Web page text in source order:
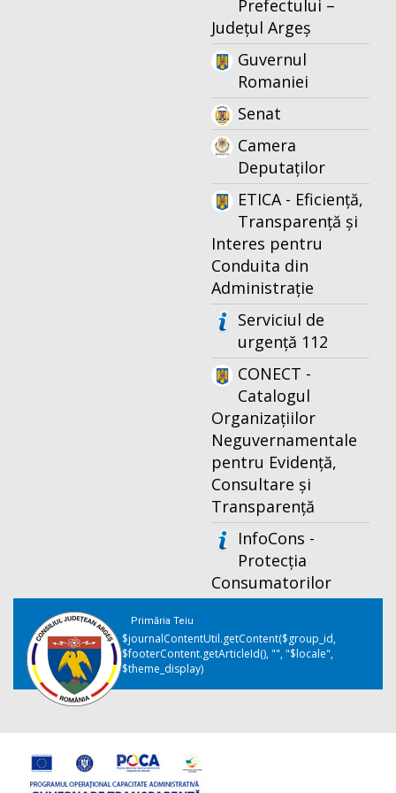
Prefectului –
Județul Argeș
Guvernul
Romaniei
Senat
Camera
Deputaților
ETICA - Eficiență,
Transparență și
Interes pentru
Conduita din
Administrație
Serviciul de
urgență 112
CONECT -
Catalogul
Organizațiilor
Neguvernamentale
pentru Evidență,
Consultare și
Transparență
InfoCons -
Protecția
Consumatorilor
Primăria Teiu
$journalContentUtil.getContent($group_id,
$footerContent.getArticleId(), "", "$locale",
$theme_display)